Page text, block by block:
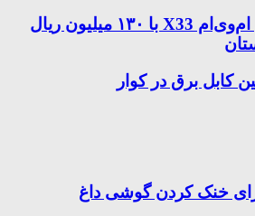
توقیف خودروی ام‌وی‌ام X33 با ۱۳۰ میلیون ریال
کابل برق در کوار
خنک کردن گوشی داغ